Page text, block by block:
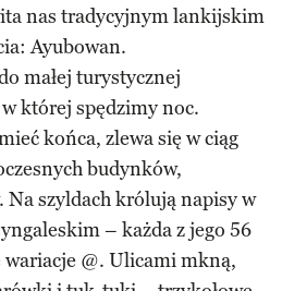
nas tradycyjnym lankijskim
Ayubowan.
małej turystycznej
której spędzimy noc.
końca, zlewa się w ciąg
budynków,
Na szyldach królują napisy w
– każda z jego 56
@. Ulicami mkną,